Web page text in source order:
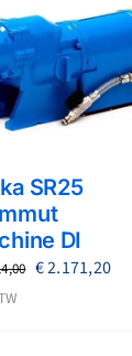
SR25
DI
€2.171,20